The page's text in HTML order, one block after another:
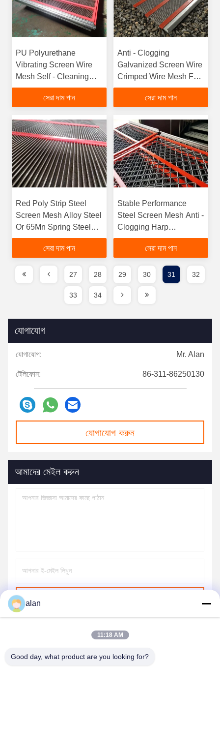
PU Polyurethane
Vibrating Screen Wire
Mesh Self - Cleaning
ISO Certificate
সেরা দাম পান
Anti - Clogging
Galvanized Screen Wire
Crimped Wire Mesh For
Mining Industry
সেরা দাম পান
Red Poly Strip Steel
Screen Mesh Alloy Steel
Or 65Mn Spring Steel
Wirefunction gtElInit()
{var lib = new
'bn', function () {});}
সেরা দাম পান
Stable Performance
Steel Screen Mesh Anti -
Clogging Harp
Screensfunction
gtElInit() {var lib = new
'bn', function () {});}
সেরা দাম পান
27 28 29 30 31 32
33 34
যোগাযোগ
যোগাযোগ: Mr. Alan
টেলিফোন: 86-311-86250130
যোগাযোগ করুন
আমাদের মেইল ​​করুন
alan
11:18 AM
Good day, what product are you looking for?